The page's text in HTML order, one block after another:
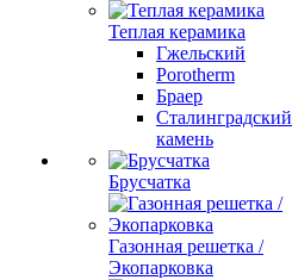
Теплая керамика
Гжельский
Porotherm
Браер
Сталинградский
камень
Брусчатка
Газонная решетка /
Экопарковка